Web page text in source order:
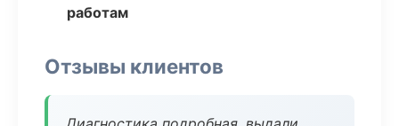
работам
Отзывы клиентов